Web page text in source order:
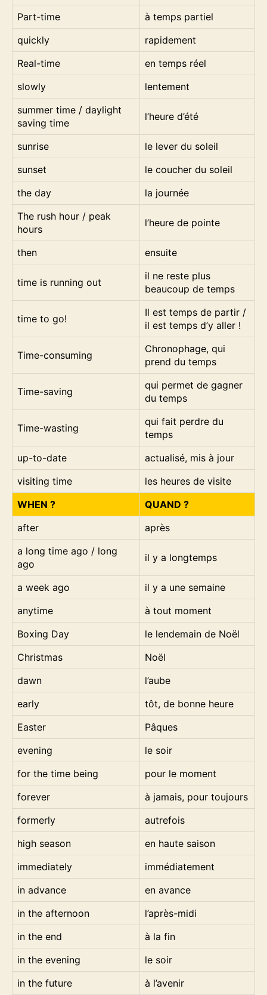
Part-time
à temps partiel
quickly
rapidement
Real-time
en temps réel
slowly
lentement
summer time / daylight
saving time
l’heure d’été
sunrise
le lever du soleil
sunset
le coucher du soleil
the day
la journée
The rush hour / peak
hours
l’heure de pointe
then ensuite
time is running out
il ne reste plus
beaucoup de temps
time to go!
Il est temps de partir /
il est temps d’y aller !
Time-consuming
Chronophage, qui
prend du temps
Time-saving
qui permet de gagner
du temps
Time-wasting
qui fait perdre du
temps
up-to-date
actualisé, mis à jour
visiting time
les heures de visite
WHEN ?
QUAND ?
after
après
a long time ago / long
ago
il y a longtemps
a week ago
il y a une semaine
anytime
à tout moment
Boxing Day
le lendemain de Noël
Christmas
Noël
dawn
l’aube
early
tôt, de bonne heure
Easter
Pâques
evening
le soir
for the time being
pour le moment
forever
à jamais, pour toujours
formerly
autrefois
high season
en haute saison
immediately
immédiatement
in advance
en avance
in the afternoon
l’après-midi
in the end
à la fin
in the evening
le soir
in the future
à l’avenir